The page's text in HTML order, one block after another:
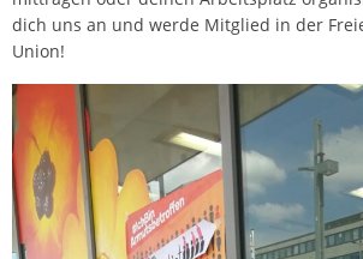
dich uns an und werde Mitglied in der
Union!